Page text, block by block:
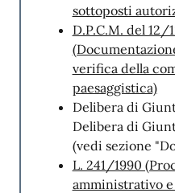
Azioni di
L’organizzazione
continuo
propri servizi a
interessate.
Nel rispetto di
pianificate per
di miglioramento:
sottoposti
D.P.C.M. del
verifica della
paesaggistica)
Delibera di
Delibera di
(vedi sezione
L. 241/1990
amministrativo